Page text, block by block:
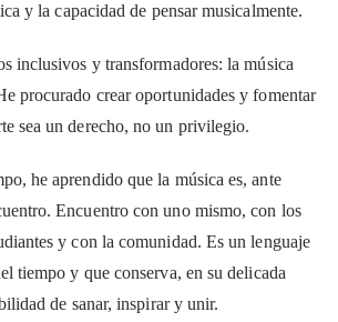
y la capacidad de pensar musicalmente.
inclusivos y transformadores: la música
procurado crear oportunidades y fomentar
sea un derecho, no un privilegio.
he aprendido que la música es, ante
Encuentro con uno mismo, con los
y con la comunidad. Es un lenguaje
tiempo y que conserva, en su delicada
de sanar, inspirar y unir.